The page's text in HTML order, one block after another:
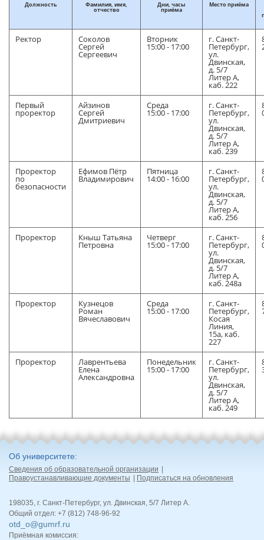
Должность Фамилия, имя,
отчество
Дни, часы
приёма
Место приёма
Ректор Соколов
Сергей
Сергеевич
Вторник
15:00 - 17:00
г. Санкт-
Петербург,
ул.
Двинская,
д. 5/7
Литер А,
каб. 222
Первый
проректор
Айзинов
Сергей
Дмитриевич
Среда
15:00 - 17:00
г. Санкт-
Петербург,
ул.
Двинская,
д. 5/7
Литер А,
каб. 239
Проректор
по
безопасности
Ефимов Пётр
Владимирович
Пятница
14:00 - 16:00
г. Санкт-
Петербург,
ул.
Двинская,
д. 5/7
Литер А,
каб. 256
Проректор Кныш Татьяна
Петровна
Четверг
15:00 - 17:00
г. Санкт-
Петербург,
ул.
Двинская,
д. 5/7
Литер А,
каб. 248а
Проректор Кузнецов
Роман
Вячеславович
Среда
15:00 - 17:00
г. Санкт-
Петербург,
Косая
Линия,
15а, каб.
227
Проректор Лаврентьева
Елена
Александровна
Понедельник
15:00 - 17:00
г. Санкт-
Петербург,
ул.
Двинская,
д. 5/7
Литер А,
каб. 249
Об университете
Сведения об образовательной организации
Правоустанавливающие документы
Подписаться на обновления
198035, г. Санкт-Петербург, ул. Двинская, 5/7 Литер А.
Общий отдел: +7 (812) 748-96-92
otd_o@gumrf.ru
Приёмная комиссия: